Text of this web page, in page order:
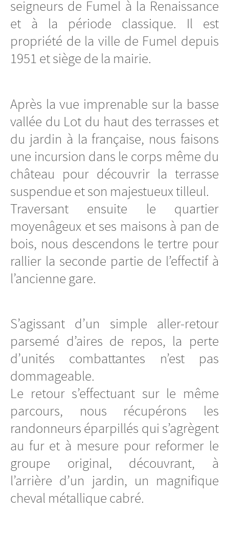
seigneurs de Fumel à la Renaissance
et à la période classique. Il est
propriété de la ville de Fumel depuis
1951 et siège de la mairie.
Après la vue imprenable sur la basse
vallée du Lot du haut des terrasses et
du jardin à la française, nous faisons
une incursion dans le corps même du
château pour découvrir la terrasse
suspendue et son majestueux tilleul.
Traversant ensuite le quartier
moyenâgeux et ses maisons à pan de
bois, nous descendons le tertre pour
rallier la seconde partie de l’effectif à
l’ancienne gare.
S’agissant d’un simple aller-retour
parsemé d’aires de repos, la perte
d’unités combattantes n’est pas
dommageable.
Le retour s’effectuant sur le même
parcours, nous récupérons les
randonneurs éparpillés qui s’agrègent
au fur et à mesure pour reformer le
groupe original, découvrant, à
l’arrière d’un jardin, un magnifique
cheval métallique cabré.